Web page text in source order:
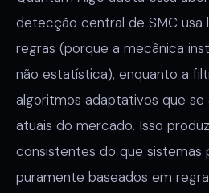
detecção central de SMC usa
regras (porque a mecânica
não estatística), enquanto a
algoritmos adaptativos que se
atuais do mercado. Isso
consistentes do que sistemas
puramente baseados em